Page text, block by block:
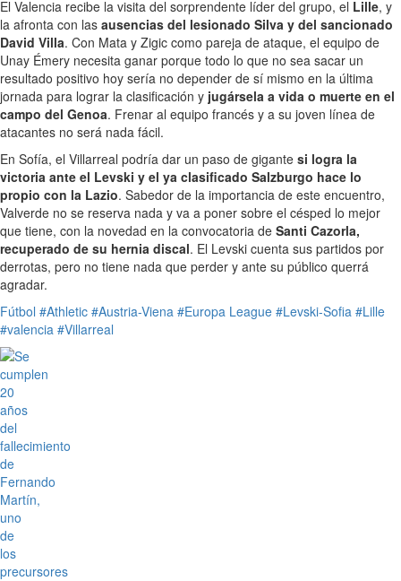
El Valencia recibe la visita del sorprendente líder del grupo, el Lille, y
la afronta con las ausencias del lesionado Silva y del sancionado
David Villa. Con Mata y Zigic como pareja de ataque, el equipo de
Unay Émery necesita ganar porque todo lo que no sea sacar un
resultado positivo hoy sería no depender de sí mismo en la última
jornada para lograr la clasificación y jugársela a vida o muerte en el
campo del Genoa. Frenar al equipo francés y a su joven línea de
atacantes no será nada fácil.
En Sofía, el Villarreal podría dar un paso de gigante si logra la
victoria ante el Levski y el ya clasificado Salzburgo hace lo
propio con la Lazio. Sabedor de la importancia de este encuentro,
Valverde no se reserva nada y va a poner sobre el césped lo mejor
que tiene, con la novedad en la convocatoria de Santi Cazorla,
recuperado de su hernia discal. El Levski cuenta sus partidos por
derrotas, pero no tiene nada que perder y ante su público querrá
agradar.
Fútbol #Athletic #Austria-Viena #Europa League #Levski-Sofia #Lille
#valencia #Villarreal